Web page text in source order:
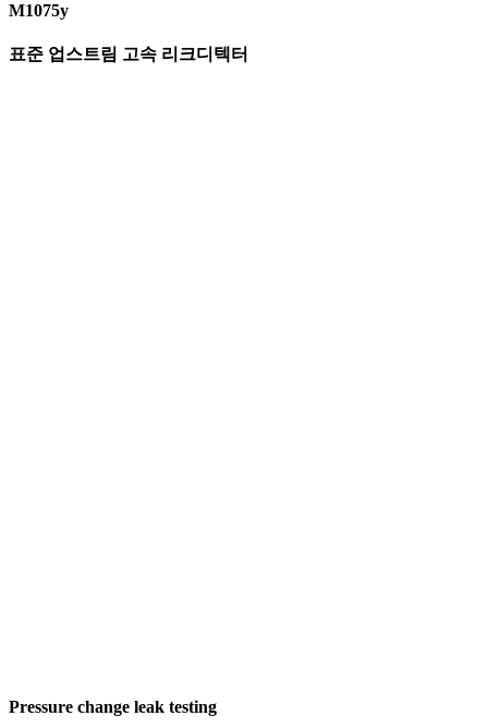
M1075y
표준 업스트림 고속 리크디텍터
Pressure change leak testing